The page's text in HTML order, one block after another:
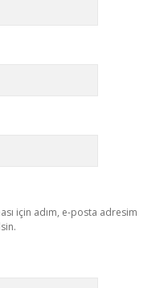
için adım, e-posta adresim